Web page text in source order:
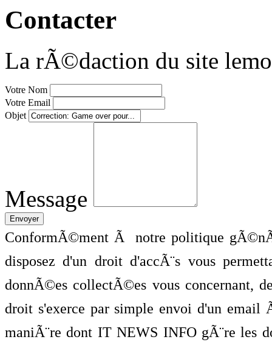
Contacter
La rÃ©daction du site
Votre Nom
Votre Email
Objet
Message
ConformÃ©ment Ã notre politique
disposez d'un droit d'accÃ¨s vous
donnÃ©es collectÃ©es vous concernant,
droit s'exerce par simple envoi d'un
maniÃ¨re dont IT NEWS INFO gÃ¨re les